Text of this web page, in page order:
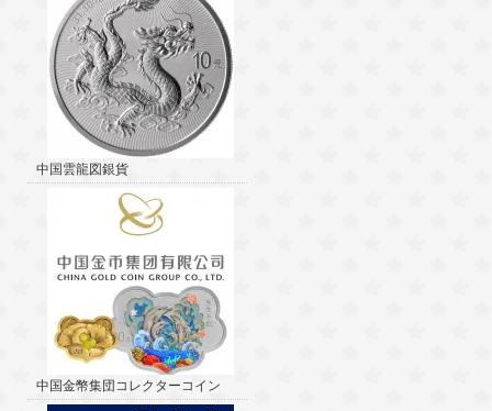
中国雲龍図銀貨
中国金幣集団コレクターコイン